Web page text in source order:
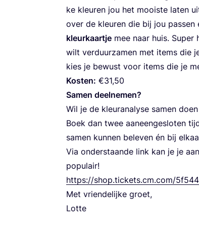
ke kleu­ren jou het mooi­ste laten
over de kleu­ren die bij jou
kleur­kaart­je mee naar huis.
wilt ver­duur­za­men met items die
kies je bewust voor items die je
Kos­ten: €31,50
Samen deel­ne­men?
Wil je de kleurana­ly­se samen
Boek dan twee aan­een­ge­slo­ten
samen kun­nen bele­ven én bij
Via onder­staan­de link kan je je
populair!
https://​shop​.tic​kets​.cm​.com/5f
Met vrien­de­lij­ke groet,
Lot­te